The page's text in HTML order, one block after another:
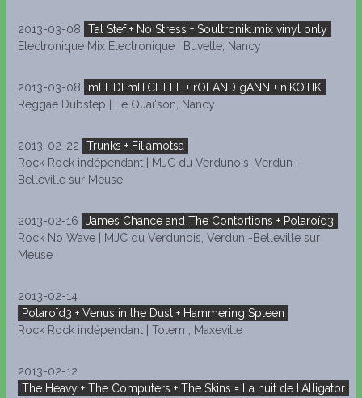
2013-03-08
Tal Stef + No Stress + Soultronik..mix vinyl only
Electronique Mix Electronique | Buvette, Nancy
2013-03-08
mEHDI mITCHELL + rOLAND gANN + nIKOTIK
Reggae Dubstep | Le Quai'son, Nancy
2013-02-22
Trunks + Filiamotsa
Rock Rock indépendant | MJC du Verdunois, Verdun -
Belleville sur Meuse
2013-02-16
James Chance and The Contortions + Polaroïd3
Rock No Wave | MJC du Verdunois, Verdun -Belleville sur
Meuse
2013-02-14
Polaroïd3 + Venus in the Dust + Hammering Spleen
Rock Rock indépendant | Totem , Maxeville
2013-02-12
The Heavy + The Computers + The Skins = La nuit de l'Alligator